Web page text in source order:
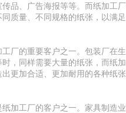
品、广告海报等等。而纸加工
质量、不同规格的纸张，以满
厂的重要客户之一。包装厂在
，同样需要大量的纸张，而纸
更加合适、更加耐用的各种纸
加工厂的客户之一。家具制造